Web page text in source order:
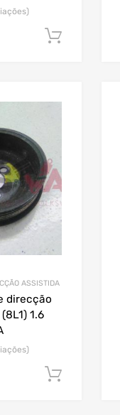
ASSISTIDA
direcção
1.6